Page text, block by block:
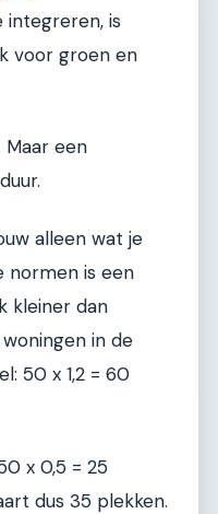
integreren, is
voor groen en
een
alleen wat je
normen is een
kleiner dan
in de
50 x 1,2 = 60
x 0,5 = 25
dus 35 plekken.